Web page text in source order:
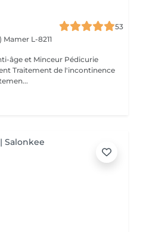
53
Mamer L-8211
âge et Minceur Pédicurie
Traitement de l'incontinence